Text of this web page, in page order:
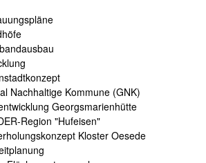
Nachhaltige Kommune (GNK)
Georgsmarienhütte
Region "Hufeisen"
Kloster Oesede